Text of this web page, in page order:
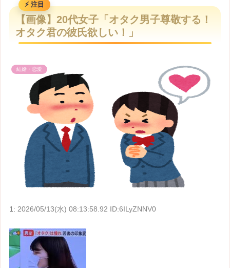
M
u
【画像】20代女子「オタク男子尊敬する！
オタク君の彼氏欲しい！」
結婚・恋愛
1: 2026/05/13(水) 08:13:58.92 ID:6ILyZNNV0